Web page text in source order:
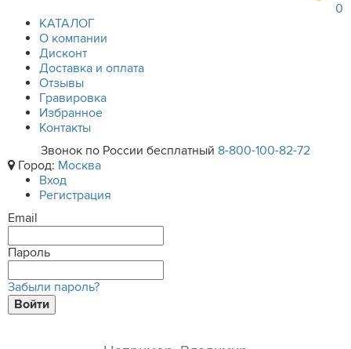
0
КАТАЛОГ
О компании
Дисконт
Доставка и оплата
Отзывы
Гравировка
Избранное
Контакты
Звонок по России бесплатный 8-800-100-82-72
Город: Москва
Вход
Регистрация
Email
Пароль
Забыли пароль?
Войти